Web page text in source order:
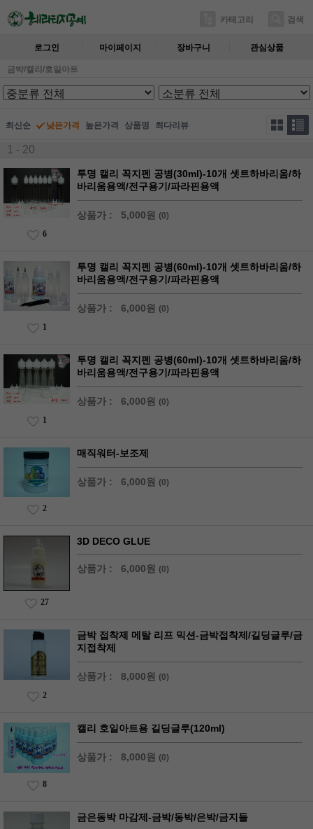
카테고리 검색
로그인 마이페이지 장바구니 관심상품
금박/캘리/호일아트
최신순 낮은가격 높은가격 상품명 최다리뷰
1 - 20
투명 캘리 꼭지펜 공병(30ml)-10개 셋트하바리움/하
바리움용액/전구용기/파라핀용액
상품가 : 5,000원 (0)
6
투명 캘리 꼭지펜 공병(60ml)-10개 셋트하바리움/하
바리움용액/전구용기/파라핀용액
상품가 : 6,000원 (0)
1
투명 캘리 꼭지펜 공병(60ml)-10개 셋트하바리움/하
바리움용액/전구용기/파라핀용액
상품가 : 6,000원 (0)
1
매직워터-보조제
상품가 : 6,000원 (0)
2
3D DECO GLUE
상품가 : 6,000원 (0)
27
금박 접착제 메탈 리프 믹션-금박접착제/길딩글루/금
지접착제
상품가 : 8,000원 (0)
2
캘리 호일아트용 길딩글루(120ml)
상품가 : 8,000원 (0)
8
금은동박 마감제-금박/동박/은박/금지들